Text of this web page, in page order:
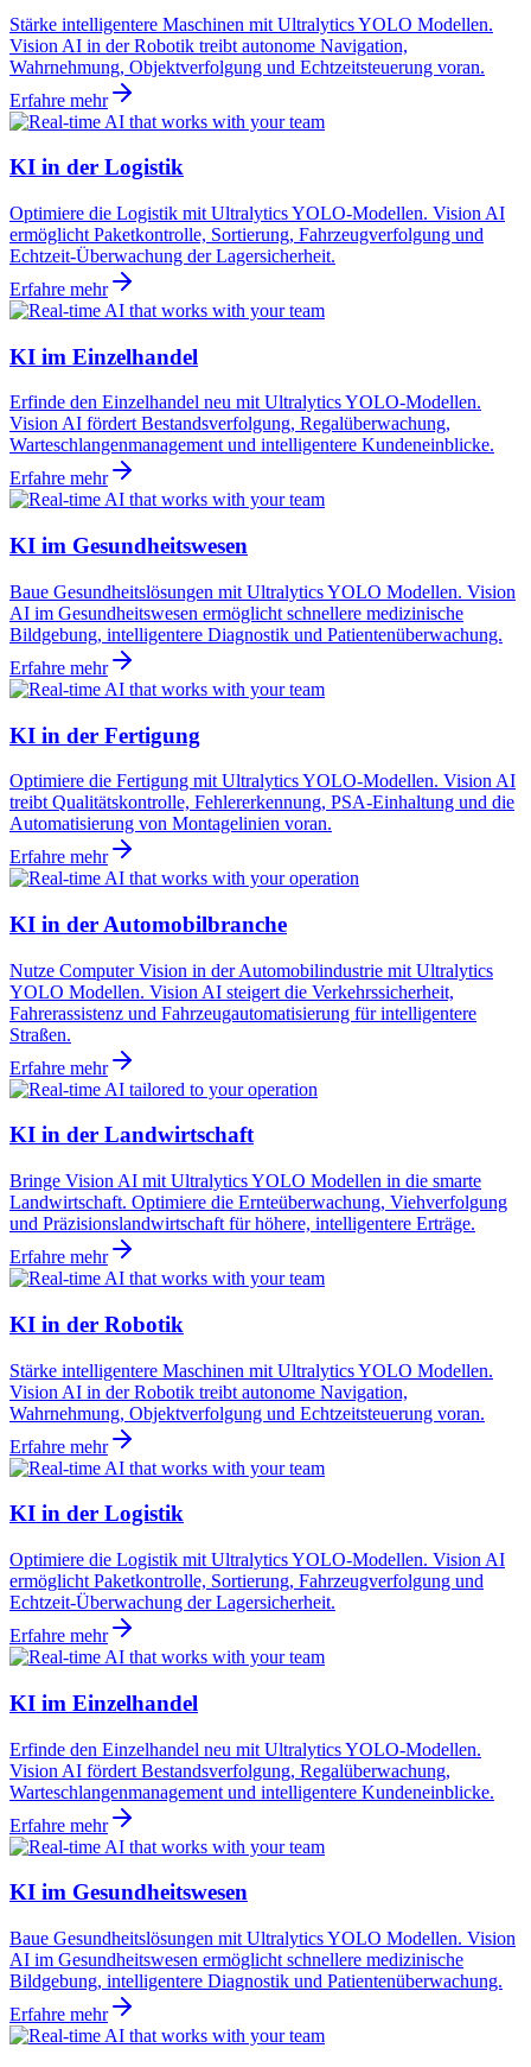
Stärke intelligentere Maschinen mit Ultralytics YOLO Modellen.
Vision AI in der Robotik treibt autonome Navigation,
Wahrnehmung, Objektverfolgung und Echtzeitsteuerung voran.
Erfahre mehr
KI in der Logistik
Optimiere die Logistik mit Ultralytics YOLO-Modellen. Vision AI
ermöglicht Paketkontrolle, Sortierung, Fahrzeugverfolgung und
Echtzeit-Überwachung der Lagersicherheit.
Erfahre mehr
KI im Einzelhandel
Erfinde den Einzelhandel neu mit Ultralytics YOLO-Modellen.
Vision AI fördert Bestandsverfolgung, Regalüberwachung,
Warteschlangenmanagement und intelligentere Kundeneinblicke.
Erfahre mehr
KI im Gesundheitswesen
Baue Gesundheitslösungen mit Ultralytics YOLO Modellen. Vision
AI im Gesundheitswesen ermöglicht schnellere medizinische
Bildgebung, intelligentere Diagnostik und Patientenüberwachung.
Erfahre mehr
KI in der Fertigung
Optimiere die Fertigung mit Ultralytics YOLO-Modellen. Vision AI
treibt Qualitätskontrolle, Fehlererkennung, PSA-Einhaltung und die
Automatisierung von Montagelinien voran.
Erfahre mehr
KI in der Automobilbranche
Nutze Computer Vision in der Automobilindustrie mit Ultralytics
YOLO Modellen. Vision AI steigert die Verkehrssicherheit,
Fahrerassistenz und Fahrzeugautomatisierung für intelligentere
Straßen.
Erfahre mehr
KI in der Landwirtschaft
Bringe Vision AI mit Ultralytics YOLO Modellen in die smarte
Landwirtschaft. Optimiere die Ernteüberwachung, Viehverfolgung
und Präzisionslandwirtschaft für höhere, intelligentere Erträge.
Erfahre mehr
KI in der Robotik
Stärke intelligentere Maschinen mit Ultralytics YOLO Modellen.
Vision AI in der Robotik treibt autonome Navigation,
Wahrnehmung, Objektverfolgung und Echtzeitsteuerung voran.
Erfahre mehr
KI in der Logistik
Optimiere die Logistik mit Ultralytics YOLO-Modellen. Vision AI
ermöglicht Paketkontrolle, Sortierung, Fahrzeugverfolgung und
Echtzeit-Überwachung der Lagersicherheit.
Erfahre mehr
KI im Einzelhandel
Erfinde den Einzelhandel neu mit Ultralytics YOLO-Modellen.
Vision AI fördert Bestandsverfolgung, Regalüberwachung,
Warteschlangenmanagement und intelligentere Kundeneinblicke.
Erfahre mehr
KI im Gesundheitswesen
Baue Gesundheitslösungen mit Ultralytics YOLO Modellen. Vision
AI im Gesundheitswesen ermöglicht schnellere medizinische
Bildgebung, intelligentere Diagnostik und Patientenüberwachung.
Erfahre mehr